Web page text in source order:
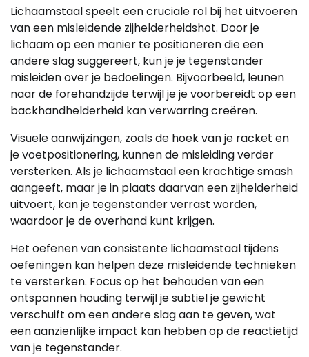
Lichaamstaal speelt een cruciale rol bij het uitvoeren
van een misleidende zijhelderheidshot. Door je
lichaam op een manier te positioneren die een
andere slag suggereert, kun je je tegenstander
misleiden over je bedoelingen. Bijvoorbeeld, leunen
naar de forehandzijde terwijl je je voorbereidt op een
backhandhelderheid kan verwarring creëren.
Visuele aanwijzingen, zoals de hoek van je racket en
je voetpositionering, kunnen de misleiding verder
versterken. Als je lichaamstaal een krachtige smash
aangeeft, maar je in plaats daarvan een zijhelderheid
uitvoert, kan je tegenstander verrast worden,
waardoor je de overhand kunt krijgen.
Het oefenen van consistente lichaamstaal tijdens
oefeningen kan helpen deze misleidende technieken
te versterken. Focus op het behouden van een
ontspannen houding terwijl je subtiel je gewicht
verschuift om een andere slag aan te geven, wat
een aanzienlijke impact kan hebben op de reactietijd
van je tegenstander.